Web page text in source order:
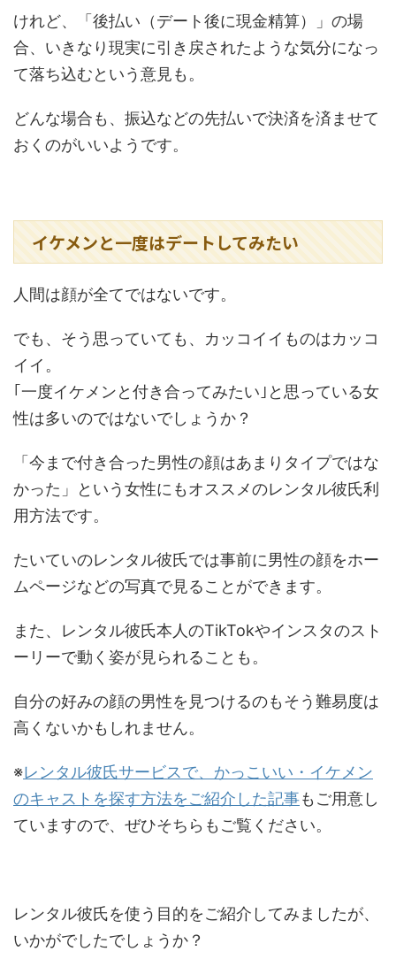
けれど、「後払い（デート後に現金精算）」の場
合、いきなり現実に引き戻されたような気分になっ
て落ち込むという意見も。
どんな場合も、振込などの先払いで決済を済ませて
おくのがいいようです。
イケメンと一度はデートしてみたい
人間は顔が全てではないです。
でも、そう思っていても、カッコイイものはカッコ
イイ。
｢一度イケメンと付き合ってみたい｣と思っている女
性は多いのではないでしょうか？
「今まで付き合った男性の顔はあまりタイプではな
かった」という女性にもオススメのレンタル彼氏利
用方法です。
たいていのレンタル彼氏では事前に男性の顔をホー
ムページなどの写真で見ることができます。
また、レンタル彼氏本人のTikTokやインスタのスト
ーリーで動く姿が見られることも。
自分の好みの顔の男性を見つけるのもそう難易度は
高くないかもしれません。
※レンタル彼氏サービスで、かっこいい・イケメン
のキャストを探す方法をご紹介した記事もご用意し
ていますので、ぜひそちらもご覧ください。
レンタル彼氏を使う目的をご紹介してみましたが、
いかがでしたでしょうか？